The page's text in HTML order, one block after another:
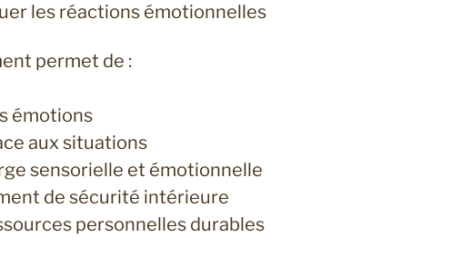
les réactions émotionnelles
permet de :
émotions
aux situations
sensorielle et émotionnelle
de sécurité intérieure
personnelles durables